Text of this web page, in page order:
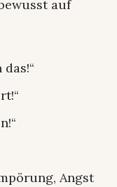
auf
Angst